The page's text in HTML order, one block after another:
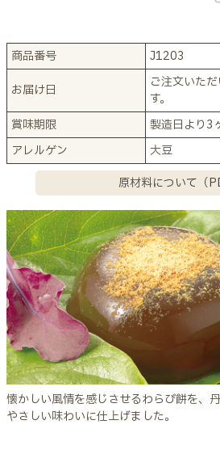
商品番号
J1203
お届け日
ご注文いた
す。
賞味期限
製造日より3
アレルゲン
大豆
原材料について（
懐かしい風情を感じさせるわらび餅を、
やさしい味わいに仕上げました。